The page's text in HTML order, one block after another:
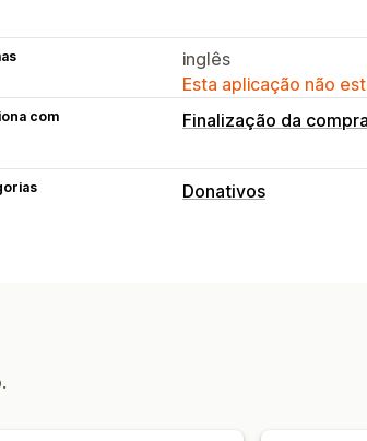
inglês
Esta aplicação não
com Finalização da compra
Donativos